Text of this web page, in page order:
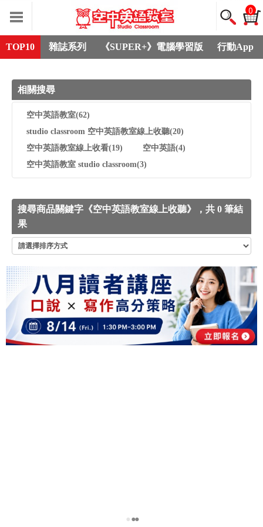
0
TOP10 雜誌系列 《SUPER+》電腦學習版 行動App
相關搜尋
空中英語教室(62)
studio classroom 空中英語教室線上收聽(20)
空中英語教室線上收看(19) 空中英語(4)
空中英語教室 studio classroom(3)
搜尋商品關鍵字《空中英語教室線上收聽》，共 0 筆結
果